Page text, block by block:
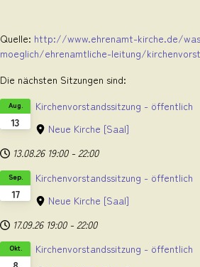
Quelle: http://www.ehrenamt-kirche.de/
moeglich/ehrenamtliche-leitung/
Die nächsten Sitzungen sind:
13
Aug.
Kirchenvorstandssitzung - öffentlich
Neue Kirche [Saal]
13.08.26 19:00 - 22:00
17
Sep.
Kirchenvorstandssitzung - öffentlich
Neue Kirche [Saal]
17.09.26 19:00 - 22:00
Okt.
Kirchenvorstandssitzung - öffentlich